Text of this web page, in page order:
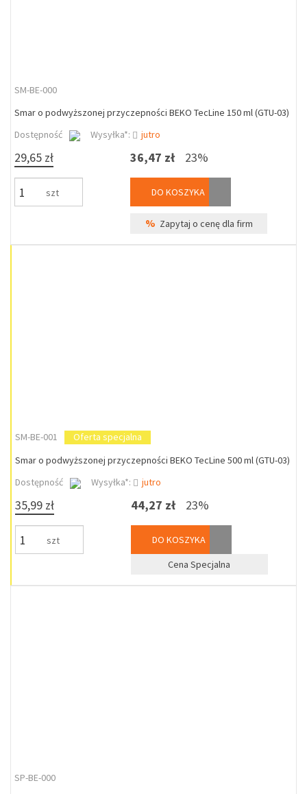
SM-BE-000
Smar o podwyższonej przyczepności BEKO TecLine 150 ml (GTU-03)
Dostępność
Wysyłka*: jutro
29,65 zł
szt
36,47 zł 23%
DO KOSZYKA
% Zapytaj o cenę dla firm
SM-BE-001
Oferta specjalna
Smar o podwyższonej przyczepności BEKO TecLine 500 ml (GTU-03)
Dostępność
Wysyłka*: jutro
35,99 zł
szt
44,27 zł 23%
DO KOSZYKA
Cena Specjalna
SP-BE-000